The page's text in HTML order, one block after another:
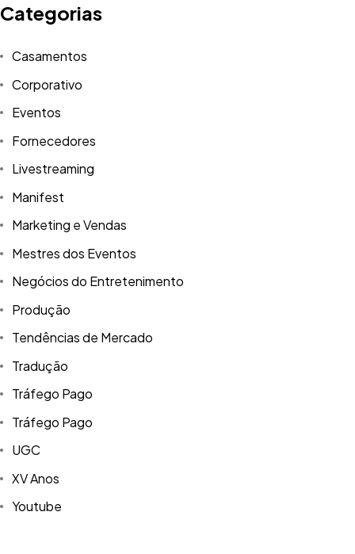
Categorias
Casamentos
Corporativo
Eventos
Fornecedores
Livestreaming
Manifest
Marketing e Vendas
Mestres dos Eventos
Negócios do Entretenimento
Produção
Tendências de Mercado
Tradução
Tráfego Pago
Tráfego Pago
UGC
XV Anos
Youtube